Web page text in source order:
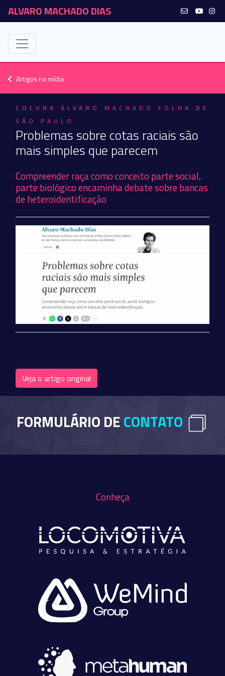
ALVARO MACHADO DIAS
Artigos na mídia
COLUNA ÁLVARO MACHADO FOLHA DE
SÃO PAULO
Problemas sobre cotas raciais são
mais simples que parecem
Compreender raça como conceito parte social,
parte biológico encaminha debate sobre bancas
de heteroidentificação
Veja o artigo original
FORMULÁRIO DECONTATO
Conheça